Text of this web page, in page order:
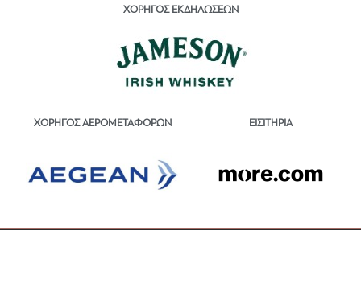
ΧΟΡΗΓΟΣ ΕΚΔΗΛΩΣΕΩΝ
ΧΟΡΗΓΟΣ ΑΕΡΟΜΕΤΑΦΟΡΩΝ ΕΙΣΙΤΗΡΙΑ